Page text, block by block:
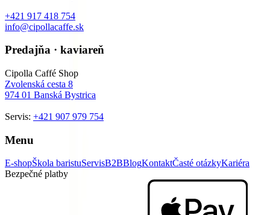
+421 917 418 754
info@cipollacaffe.sk
Predajňa · kaviareň
Cipolla Caffé Shop
Zvolenská cesta 8
974 01 Banská Bystrica
Servis: +421 907 979 754
Menu
E-shopŠkola baristuServisB2BBlogKontaktČasté otázkyKariéra
Bezpečné platby